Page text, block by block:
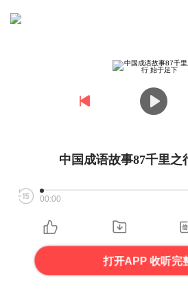
中国成语故事87千里之
00:00
打开APP 收听完